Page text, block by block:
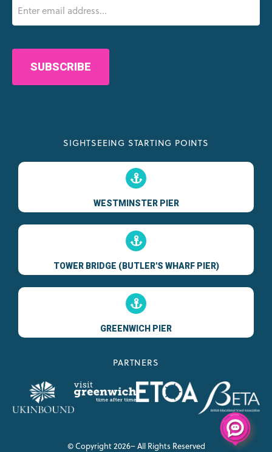
SIGHTSEEING STARTING POINTS
WESTMINSTER PIER
TOWER BRIDGE (BUTLER'S WHARF PIER)
GREENWICH PIER
PARTNERS
© Copyright 2026– All Rights Reserved